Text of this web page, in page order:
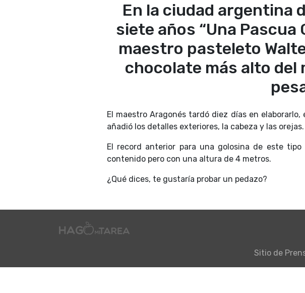
En la ciudad argentina
siete años “Una Pascua
maestro pasteleto
chocolate más alto del
El maestro Aragonés tardó diez días en
añadió los detalles exteriores, la cabeza y las orejas.
El record anterior para una golosina de este
contenido pero con una altura de 4 metros.
¿Qué dices, te gustaría probar un pedazo?
Sitio de